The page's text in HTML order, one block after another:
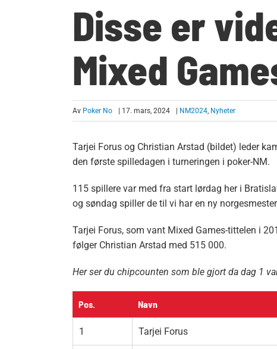
Disse er
Mixed
Av Poker No | 17. mars, 2024 NM2024, Nyheter
Tarjei Forus og Christian Arstad (bildet) leder
den første spilledagen i turneringen i poker-NM.
115 spillere var med fra start lørdag her i
og søndag spiller de til vi har en ny
Tarjei Forus, som vant Mixed Games-tittelen i
følger Christian Arstad med 515 000.
Her ser du chipcounten som ble gjort da dag 1
Pos. Navn
1 Tarjei Forus